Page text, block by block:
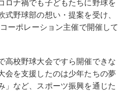
ロナ禍でも子どもたちに野球を
野球部の想い・提案を受け、
ーポレーション主催で開催して
高校野球大会ですら開催できな
会を支援したのは少年たちの夢
」など、スポーツ振興を通じた